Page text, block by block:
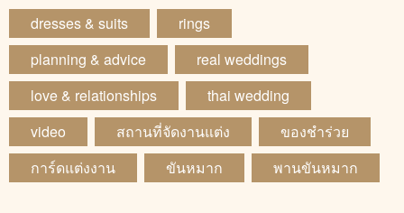
dresses & suits
rings
planning & advice
real weddings
love & relationships
thai wedding
video
สถานที่จัดงานแต่ง
ของชำร่วย
การ์ดแต่งงาน
ขันหมาก พานขันหมาก